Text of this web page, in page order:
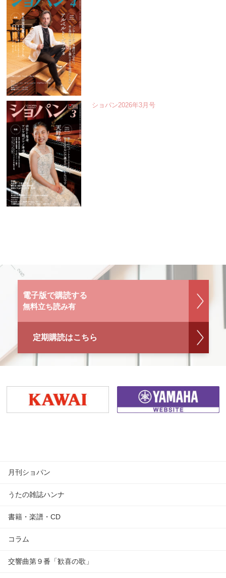
ショパン2026年3月号
電子版で購読する
無料立ち読み有
定期購読はこちら
月刊ショパン
うたの雑誌ハンナ
書籍・楽譜・CD
コラム
交響曲第９番「歓喜の歌」